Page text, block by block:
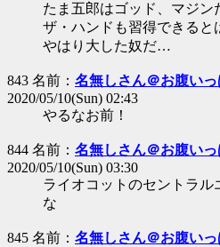
たま五郎はゴッド、マジン
ザ・ハンドも習得できると
やはり大した奴だ…
843 名前： 名無しさん＠お腹いっ
2020/05/10(Sun) 02:43
やるなお前！
844 名前： 名無しさん＠お腹いっ
2020/05/10(Sun) 03:30
ライオコットのセントラ
な
845 名前： 名無しさん＠お腹いっ